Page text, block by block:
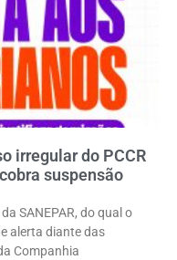
irregular do PCCR
suspensão
SANEPAR, do qual o
alerta diante das
Companhia